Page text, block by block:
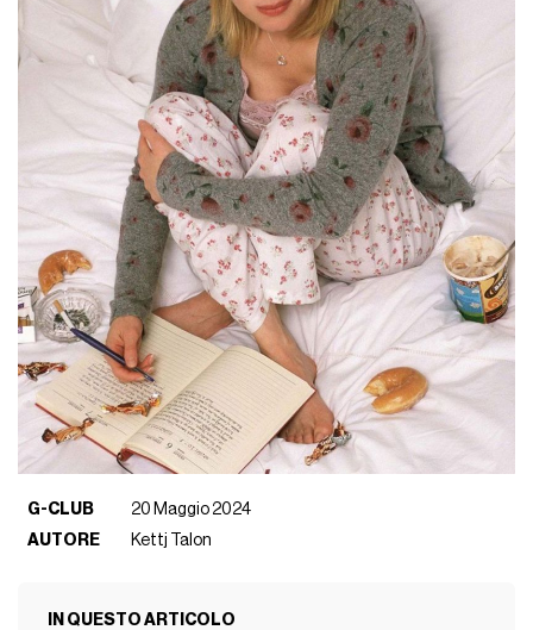
G-CLUB
20 Maggio 2024
AUTORE
Kettj Talon
IN QUESTO ARTICOLO